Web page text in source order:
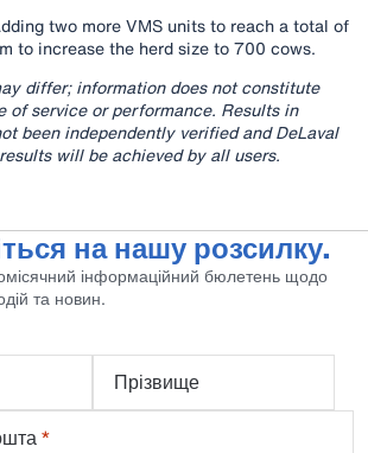
two more VMS units to reach a total of
to increase the herd size to 700 cows.
differ; information does not constitute
of service or performance. Results in
been independently verified and DeLaval
will be achieved by all users.
на нашу розсилку.
інформаційний бюлетень щодо
та новин.
Прізвище
*